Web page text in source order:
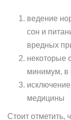
ведение
сон и
вредных
некоторые
минимум, в
медицины
Стоит отметить,